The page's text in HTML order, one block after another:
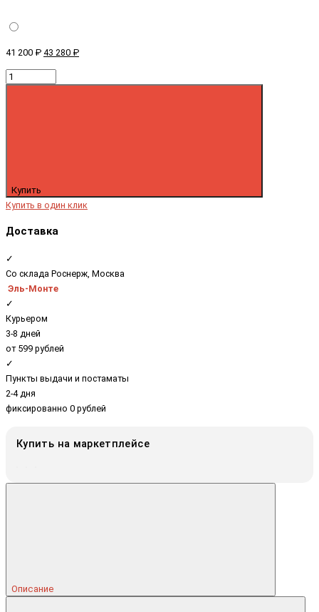
41 200 ₽ 43 280 ₽
Купить
Купить в один клик
Доставка
✓
Со склада Роснерж, Москва
Эль-Монте
✓
Курьером
3-8 дней
от 599 рублей
✓
Пункты выдачи и постаматы
2-4 дня
фиксированно 0 рублей
Купить на маркетплейсе
Описание